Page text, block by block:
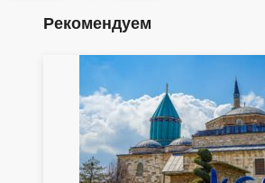
Рекомендуем